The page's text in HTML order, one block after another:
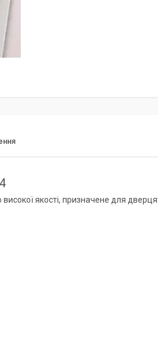
високої якості, призначене для